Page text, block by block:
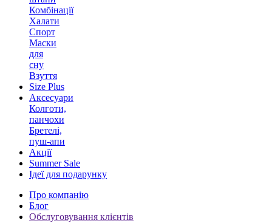
Комбінації
Халати
Спорт
Маски
для
сну
Взуття
Size Plus
Аксесуари
Колготи,
панчохи
Бретелі,
пуш-апи
Акції
Summer Sale
Ідеї для подарунку
Про компанію
Блог
Обслуговування клієнтів